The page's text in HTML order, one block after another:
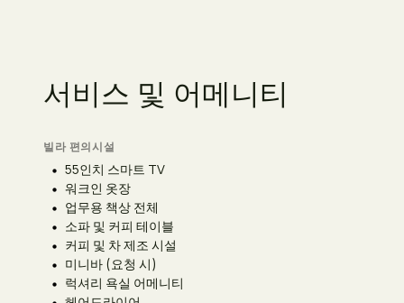
서비스 및 어메니티
빌라 편의시설
55인치 스마트 TV
워크인 옷장
업무용 책상 전체
소파 및 커피 테이블
커피 및 차 제조 시설
미니바 (요청 시)
럭셔리 욕실 어메니티